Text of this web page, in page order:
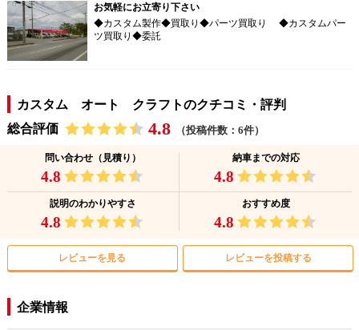
お気軽にお立寄り下さい
◆カスタム製作◆買取り◆パーツ買取り ◆カスタムパー
ツ買取り◆委託
カスタム オート クラフトのクチコミ・評判
総合評価
4.8 （投稿件数：6件）
問い合わせ（見積り）
4.8
納車までの対応
4.8
説明のわかりやすさ
4.8
おすすめ度
4.8
レビューを見る レビューを投稿する
企業情報